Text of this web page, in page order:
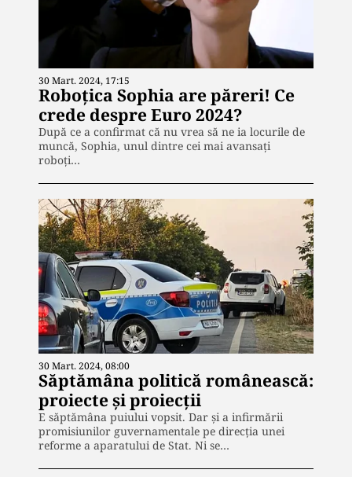
30 Mart. 2024, 17:15
Roboțica Sophia are păreri! Ce
crede despre Euro 2024?
După ce a confirmat că nu vrea să ne ia locurile de
muncă, Sophia, unul dintre cei mai avansați
roboți…
30 Mart. 2024, 08:00
Săptămâna politică românească:
proiecte și proiecții
E săptămâna puiului vopsit. Dar și a infirmării
promisiunilor guvernamentale pe direcția unei
reforme a aparatului de Stat. Ni se…